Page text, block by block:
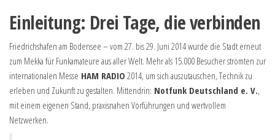
Einleitung: Drei Tage, die verbinden
Friedrichshafen am Bodensee – vom 27. bis 29. Juni 2014 wurde die Stadt erneut
zum Mekka für Funkamateure aus aller Welt. Mehr als 15.000 Besucher strömten zur
internationalen Messe HAM RADIO 2014, um sich auszutauschen, Technik zu
erleben und Zukunft zu gestalten. Mittendrin: Notfunk Deutschland e. V.,
mit einem eigenen Stand, praxisnahen Vorführungen und wertvollem
Netzwerken.